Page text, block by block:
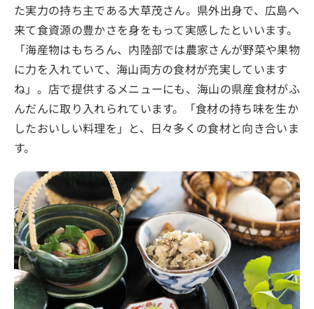
た実力の持ち主である大草茂さん。県外出身で、広島へ
来て食資源の豊かさを身をもって実感したといいます。
「海産物はもちろん、内陸部では農家さんが野菜や果物
に力を入れていて、海山両方の食材が充実しています
ね」。店で提供するメニューにも、海山の県産食材がふ
んだんに取り入れられています。「食材の持ち味を生か
したおいしい料理を」と、日々多くの食材と向き合いま
す。